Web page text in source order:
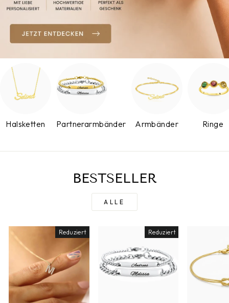
Halsketten Partnerarmbänder Armbänder Ringe
BESTSELLER
ALLE
Reduziert Reduziert